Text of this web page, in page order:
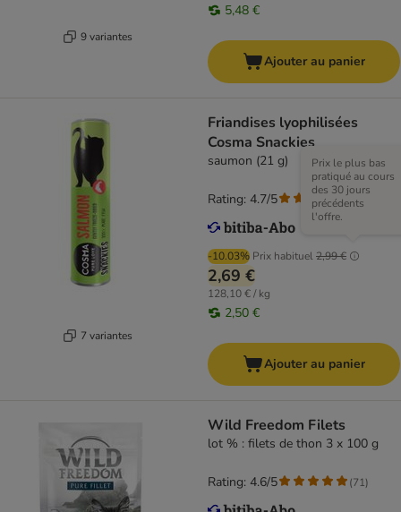
9 variantes
5,48 €
Ajouter au panier
7 variantes
Friandises lyophilisées
Cosma Snackies
saumon (21 g)
-10.03% Prix habituel2,99 €
Prix le plus bas
pratiqué au cours
des 30 jours
précédents
l'offre.
2,69 €
128,10 € / kg
2,50 €
Rating: 4.7/5 (169
Ajouter au panier
Wild Freedom Filets
lot % : filets de thon 3 x 100 g
Rating: 4.6/5 (71)